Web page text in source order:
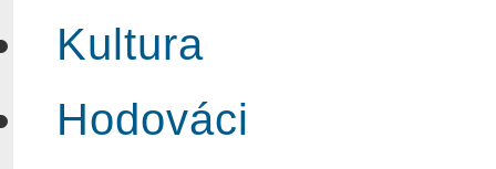
Kultura
Hodováci